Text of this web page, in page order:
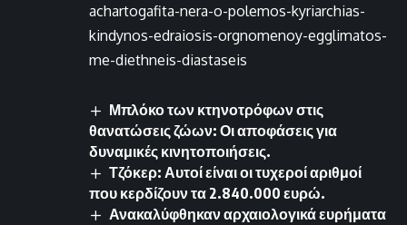
achartogafita-nera-o-polemos-kyriarchias-
kindynos-edraiosis-orgnomenoy-egglimatos-
me-diethneis-diastaseis
Μπλόκο των κτηνοτρόφων στις
θανατώσεις ζώων: Οι αποφάσεις για
δυναμικές κινητοποιήσεις.
Τζόκερ: Αυτοί είναι οι τυχεροί αριθμοί
που κερδίζουν τα 2.840.000 ευρώ.
Ανακαλύφθηκαν αρχαιολογικά ευρήματα